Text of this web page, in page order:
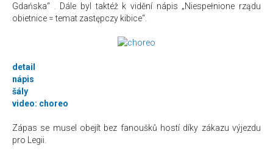
Gdańska“ . Dále byl taktéž k vidění nápis „Niespełnione rządu
obietnice = temat zastępczy kibice“.
detail
nápis
šály
video: choreo
Zápas se musel obejít bez fanoušků hostí díky zákazu výjezdu
pro Legii.